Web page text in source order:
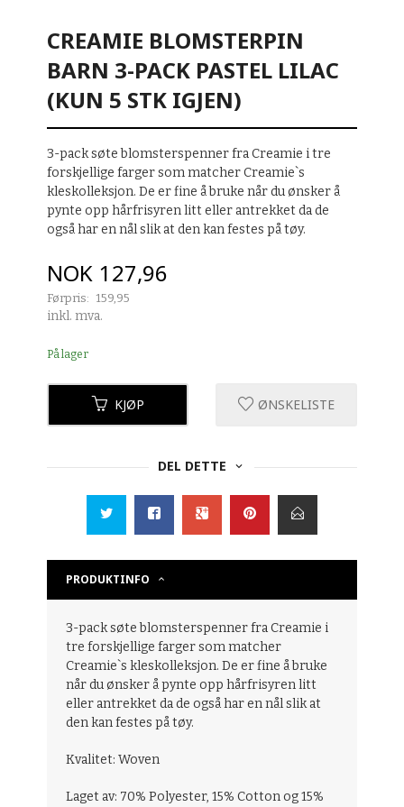
CREAMIE BLOMSTERPIN
BARN 3-PACK PASTEL LILAC
(KUN 5 STK IGJEN)
3-pack søte blomsterspenner fra Creamie i tre
forskjellige farger som matcher Creamie`s
kleskolleksjon. De er fine å bruke når du ønsker å
pynte opp hårfrisyren litt eller antrekket da de
også har en nål slik at den kan festes på tøy.
Tilbud
NOK 127,96
Førpris: 159,95
Rabatt
inkl. mva.
På lager
KJØP ØNSKELISTE
DEL DETTE
PRODUKTINFO
3-pack søte blomsterspenner fra Creamie i
tre forskjellige farger som matcher
Creamie`s kleskolleksjon. De er fine å bruke
når du ønsker å pynte opp hårfrisyren litt
eller antrekket da de også har en nål slik at
den kan festes på tøy.
Kvalitet: Woven
Laget av: 70% Polyester, 15% Cotton og 15%